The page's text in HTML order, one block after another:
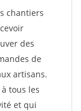
chantiers
des
de
artisans.
tous les
et qui